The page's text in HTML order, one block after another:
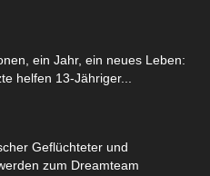
ein Jahr, ein neues Leben:
helfen 13-Jähriger...
Geflüchteter und
zum Dreamteam